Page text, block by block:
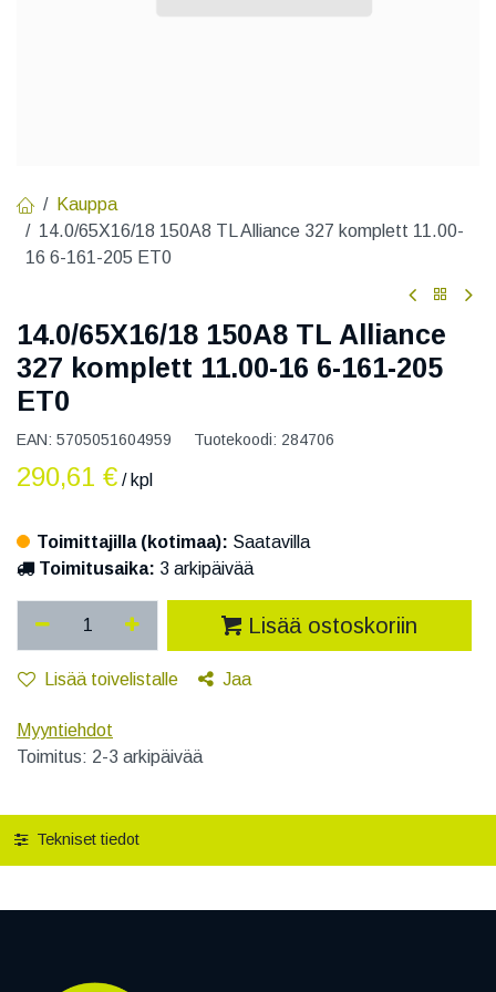
Kauppa
14.0/65X16/18 150A8 TL Alliance 327 komplett 11.00-
16 6-161-205 ET0
14.0/65X16/18 150A8 TL Alliance
327 komplett 11.00-16 6-161-205
ET0
EAN: 5705051604959 Tuotekoodi: 284706
290,61 € / kpl
Toimittajilla (kotimaa): Saatavilla
Toimitusaika: 3 arkipäivää
Lisää ostoskoriin
Lisää toivelistalle Jaa
Myyntiehdot
Toimitus: 2-3 arkipäivää
Tekniset tiedot